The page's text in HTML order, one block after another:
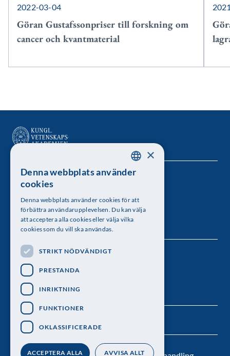
2022-03-04
Göran Gustafssonpriser till forskning om
cancer och kvantmaterial
Kungl. Vetenskapsakademien
Besöksadress: Lilla Frescativägen 4A
Telefon: 08-673 95 00
Följ oss
SWEDISH
×
Denna webbplats använder
cookies
Denna webbplats använder cookies för att
förbättra användarupplevelsen. Du kan välja
att acceptera alla cookies eller välja vilka
cookies som du vill ska användas.
STRIKT NÖDVÄNDIGT
PRESTANDA
INRIKTNING
FUNKTIONER
OKLASSIFICERADE
ACCEPTERA ALLA AVVISA ALLT